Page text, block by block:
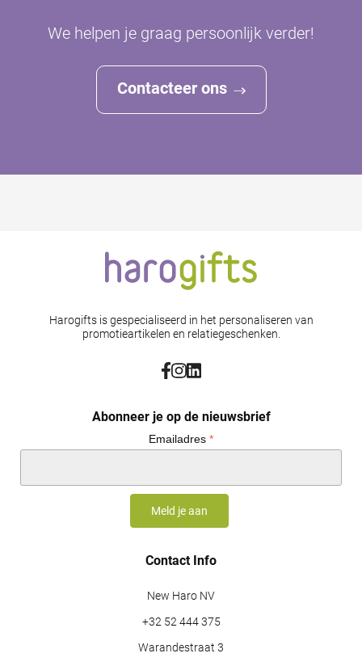
We helpen je graag persoonlijk verder!
Contacteer ons
Harogifts is gespecialiseerd in het personaliseren van
promotieartikelen en relatiegeschenken.
Abonneer je op de nieuwsbrief
Emailadres *
Contact Info
New Haro NV
+32 52 444 375
Warandestraat 3